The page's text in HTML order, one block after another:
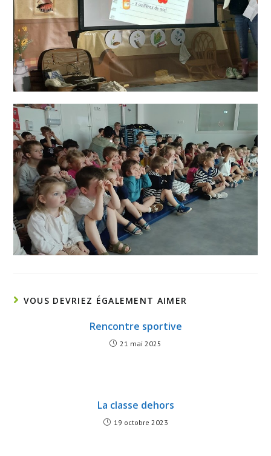
VOUS DEVRIEZ ÉGALEMENT AIMER
Rencontre sportive
21 mai 2025
La classe dehors
19 octobre 2023